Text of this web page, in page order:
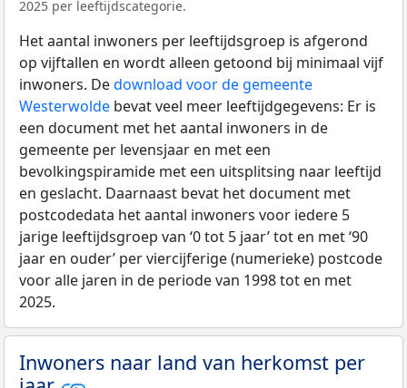
2025 per leeftijdscategorie.
Het aantal inwoners per leeftijdsgroep is afgerond
op vijftallen en wordt alleen getoond bij minimaal vijf
inwoners. Dedownload voor de gemeente
Westerwolde bevat veel meer leeftijdgegevens: Er is
een document met het aantal inwoners in de
gemeente per levensjaar en met een
bevolkingspiramide met een uitsplitsing naar leeftijd
en geslacht. Daarnaast bevat het document met
postcodedata het aantal inwoners voor iedere 5
jarige leeftijdsgroep van ‘0 tot 5 jaar’ tot en met ‘90
jaar en ouder’ per viercijferige (numerieke) postcode
voor alle jaren in de periode van 1998 tot en met
2025.
Inwoners naar land van herkomst per